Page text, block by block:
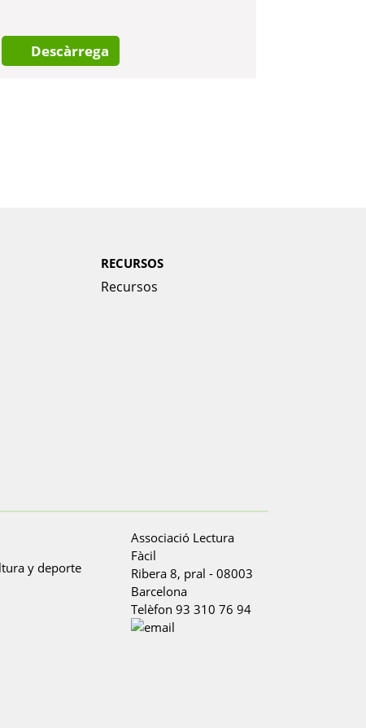
Descàrrega
RECURSOS
Recursos
Associació Lectura
Fàcil
Ribera 8, pral - 08003
Barcelona
Telèfon 93 310 76 94